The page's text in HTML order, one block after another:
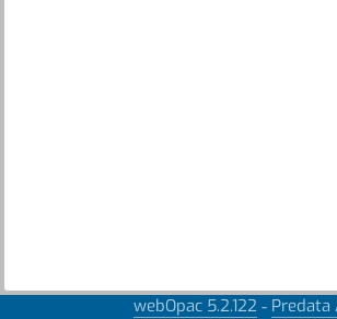
webOpac 5.2.122 - Predata